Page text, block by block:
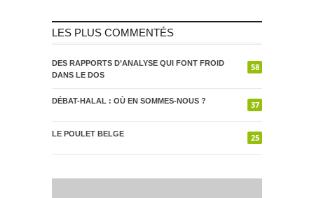
LES PLUS COMMENTÉS
58
DES RAPPORTS D’ANALYSE QUI FONT FROID
DANS LE DOS
37
DÉBAT-HALAL : OÙ EN SOMMES-NOUS ?
25
LE POULET BELGE